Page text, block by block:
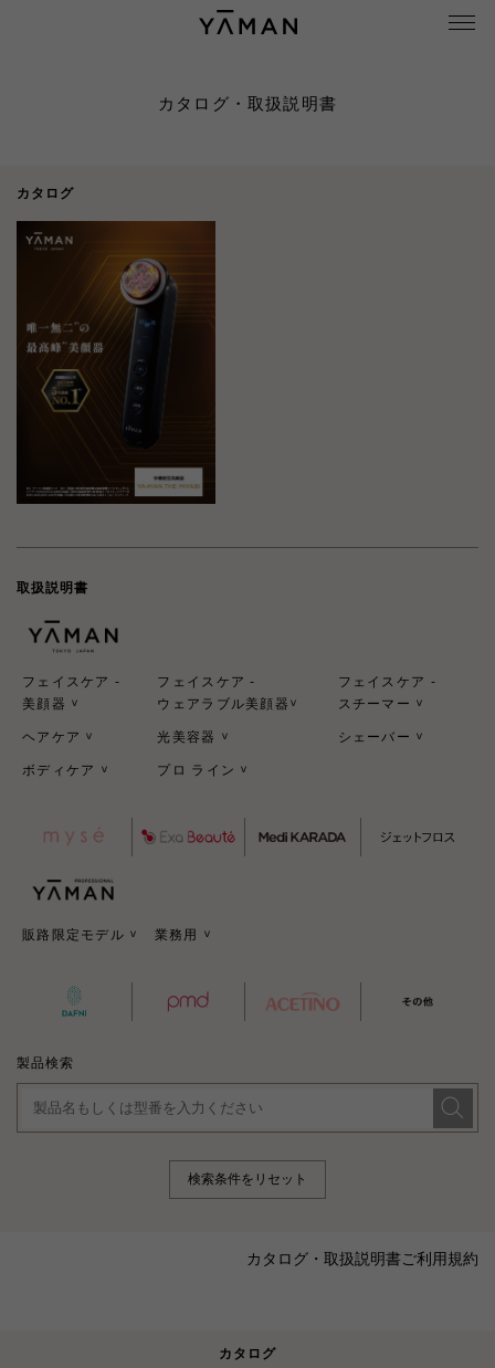
カタログ・取扱説明書
カタログ
取扱説明書
フェイスケア -
美顔器
>
フェイスケア -
ウェアラブル美顔器>
フェイスケア -
スチーマー
>
ヘアケア > 光美容器 > シェーバー >
ボディケア > プロ ライン >
販路限定モデル > 業務用 >
製品検索
検索条件をリセット
カタログ・取扱説明書ご利用規約
カタログ